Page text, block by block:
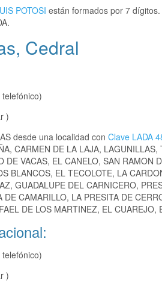
POTOSI están formados por 7
Cedral
)
desde una localidad con Clave LADA
CARMEN DE LA LAJA, LAGUNILLAS,
VACAS, EL CANELO, SAN RAMON
BLANCOS, EL TECOLOTE, LA
GUADALUPE DEL CARNICERO,
CAMARILLO, LA PRESITA DE
DE LOS MARTINEZ, EL CUAREJO,
)